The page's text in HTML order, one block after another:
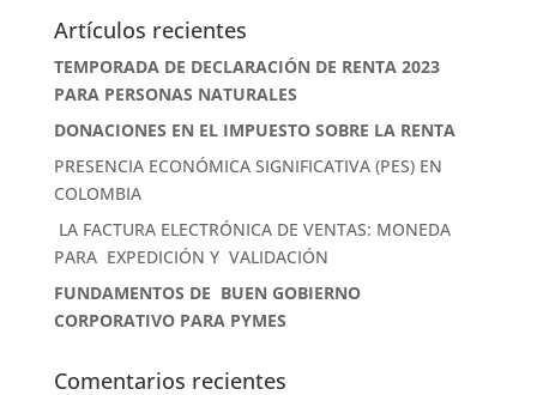
Artículos recientes
TEMPORADA DE DECLARACIÓN DE RENTA 2023
PARA PERSONAS NATURALES
DONACIONES EN EL IMPUESTO SOBRE LA RENTA
PRESENCIA ECONÓMICA SIGNIFICATIVA (PES) EN
COLOMBIA
LA FACTURA ELECTRÓNICA DE VENTAS: MONEDA
PARA EXPEDICIÓN Y VALIDACIÓN
FUNDAMENTOS DE BUEN GOBIERNO
CORPORATIVO PARA PYMES
Comentarios recientes